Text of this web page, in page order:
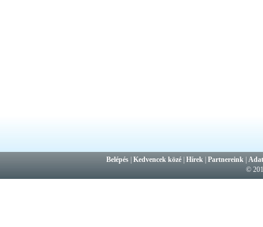
Belépés |Kedvencek közé |Hírek |Partnereink |
©